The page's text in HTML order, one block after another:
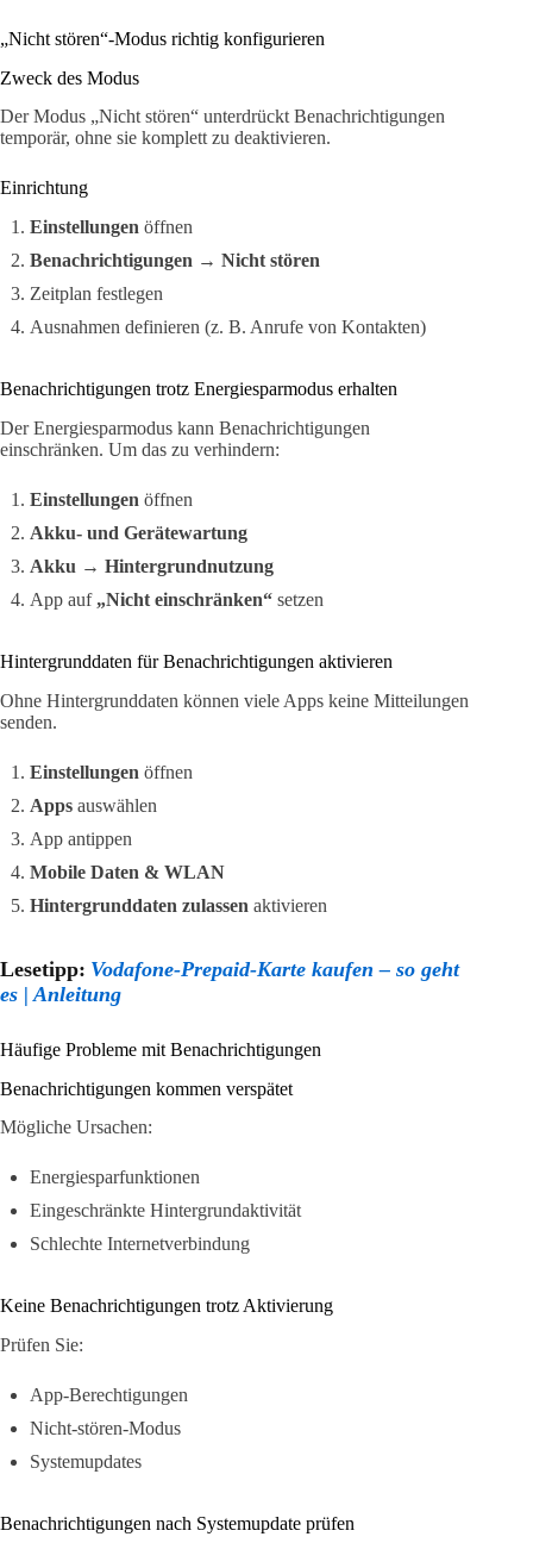
„Nicht stören“-Modus richtig konfigurieren
Zweck des Modus
Der Modus „Nicht stören“ unterdrückt Benachrichtigungen
temporär, ohne sie komplett zu deaktivieren.
Einrichtung
Einstellungen öffnen
Benachrichtigungen → Nicht stören
Zeitplan festlegen
Ausnahmen definieren (z. B. Anrufe von Kontakten)
Benachrichtigungen trotz Energiesparmodus erhalten
Der Energiesparmodus kann Benachrichtigungen
einschränken. Um das zu verhindern:
Einstellungen öffnen
Akku- und Gerätewartung
Akku → Hintergrundnutzung
App auf „Nicht einschränken“ setzen
Hintergrunddaten für Benachrichtigungen aktivieren
Ohne Hintergrunddaten können viele Apps keine Mitteilungen
senden.
Einstellungen öffnen
Apps auswählen
App antippen
Mobile Daten & WLAN
Hintergrunddaten zulassen aktivieren
Lesetipp: Vodafone-Prepaid-Karte kaufen – so geht
es | Anleitung
Häufige Probleme mit Benachrichtigungen
Benachrichtigungen kommen verspätet
Mögliche Ursachen:
Energiesparfunktionen
Eingeschränkte Hintergrundaktivität
Schlechte Internetverbindung
Keine Benachrichtigungen trotz Aktivierung
Prüfen Sie:
App-Berechtigungen
Nicht-stören-Modus
Systemupdates
Benachrichtigungen nach Systemupdate prüfen